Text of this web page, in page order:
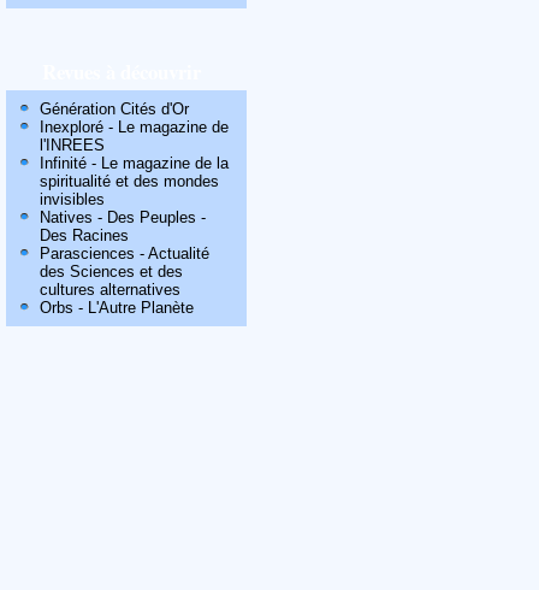
Génération Cités d'Or
Inexploré - Le magazine de
l'INREES
Infinité - Le magazine de la
spiritualité et des mondes
invisibles
Natives - Des Peuples -
Des Racines
Parasciences - Actualité
des Sciences et des
cultures alternatives
Orbs - L'Autre Planète